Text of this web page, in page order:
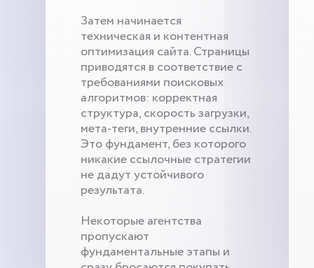
Затем начинается
техническая и контентная
оптимизация сайта. Страницы
приводятся в соответствие с
требованиями поисковых
алгоритмов: корректная
структура, скорость загрузки,
мета-теги, внутренние ссылки.
Это фундамент, без которого
никакие ссылочные стратегии
не дадут устойчивого
результата.
Некоторые агентства
пропускают
фундаментальные этапы и